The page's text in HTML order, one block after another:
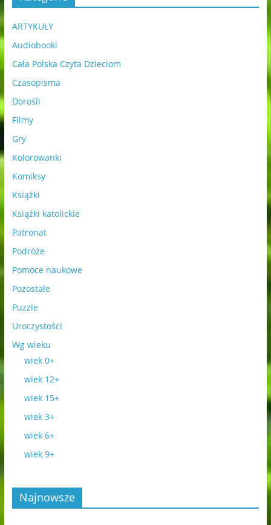
ARTYKUŁY
Audiobooki
Cała Polska Czyta Dzieciom
Czasopisma
Dorośli
Filmy
Gry
Kolorowanki
Komiksy
Książki
Książki katolickie
Patronat
Podróże
Pomoce naukowe
Pozostałe
Puzzle
Uroczystości
Wg wieku
wiek 0+
wiek 12+
wiek 15+
wiek 3+
wiek 6+
wiek 9+
Najnowsze